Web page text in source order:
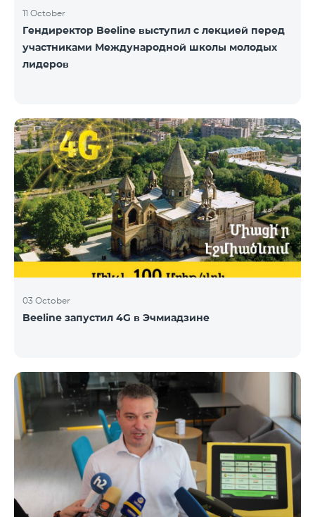
11 October
Гендиректор Beeline выступил с лекцией перед
участниками Международной школы молодых
лидеров
03 October
Beeline запустил 4G в Эчмиадзине